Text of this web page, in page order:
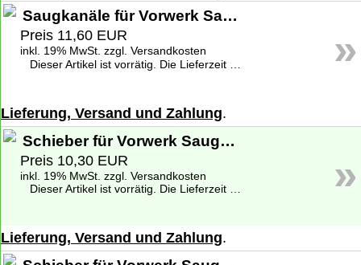
»
Saugkanäle für Vorwerk Saugwischer SP 530
Preis 11,60 EUR
inkl. 19% MwSt. zzgl. Versandkosten
Dieser Artikel ist vorrätig. Die Lieferzeit beträgt 1-2 Werktage deutschlandweit. Weitere Informationen zu den Lieferzeiten finden Sie unter
Lieferung, Versand und Zahlung.
»
Schieber für Vorwerk Saugwischer SP 520
Preis 10,30 EUR
inkl. 19% MwSt. zzgl. Versandkosten
Dieser Artikel ist vorrätig. Die Lieferzeit beträgt 1-2 Werktage deutschlandweit. Weitere Informationen zu den Lieferzeiten finden Sie unter
Lieferung, Versand und Zahlung.